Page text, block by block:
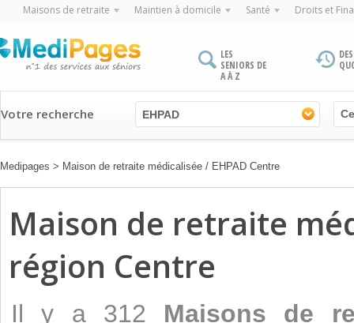
Maisons de retraite Maintien à domicile Santé Droits et
LES
SENIORS DE
A À Z
Votre recherche EHPAD
Medipages > Maison de retraite médicalisée / EHPAD Centre
Maison de retraite
région Centre
Il y a 312 Maisons de